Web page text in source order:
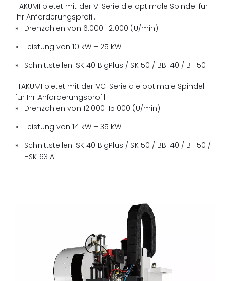
TAKUMI bietet mit der V-Serie die optimale Spindel für
Ihr Anforderungsprofil.
Drehzahlen von 6.000-12.000 (U/min)
Leistung von 10 kW – 25 kW
Schnittstellen: SK 40 BigPlus / SK 50 / BBT40 / BT 50
TAKUMI bietet mit der VC-Serie die optimale Spindel
für Ihr Anforderungsprofil.
Drehzahlen von 12.000-15.000 (U/min)
Leistung von 14 kW – 35 kW
Schnittstellen: SK 40 BigPlus / SK 50 / BBT40 / BT 50 /
HSK 63 A